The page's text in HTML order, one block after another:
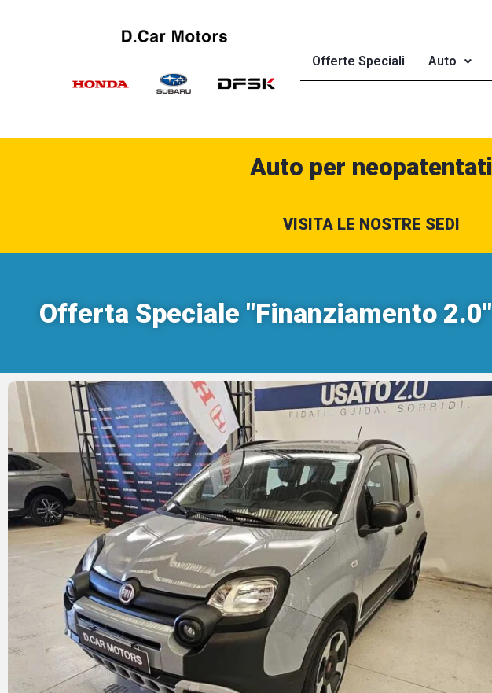
Offerte Speciali Auto
Auto per neopatentati
VISITA LE NOSTRE SEDI
Offerta Speciale "Finanziamento 2.0"